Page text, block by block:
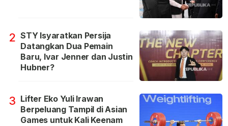
2 STY Isyaratkan Persija
Datangkan Dua Pemain
Baru, Ivar Jenner dan Justin
Hubner?
3 Lifter Eko Yuli Irawan
Berpeluang Tampil di Asian
Games untuk Kali Keenam